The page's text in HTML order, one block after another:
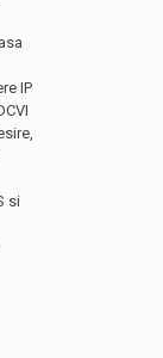
IP
si